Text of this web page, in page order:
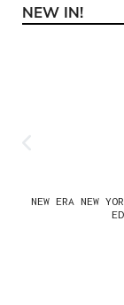
Omitir la galería
NEW IN!
NEW ERA NEW